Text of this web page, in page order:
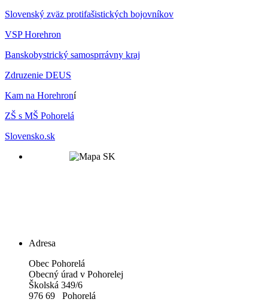
Slovenský zväz protifašistických bojovníkov
VSP Horehron
Banskobystrický samosprrávny kraj
Zdruzenie DEUS
Kam na Horehroní
ZŠ s MŠ Pohorelá
Slovensko.sk
Adresa
Obec Pohorelá
Obecný úrad v Pohorelej
Školská 349/6
976 69 Pohorelá